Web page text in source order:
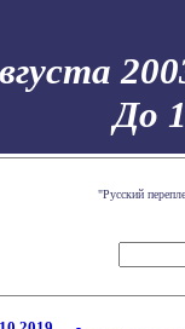
До
"Русский